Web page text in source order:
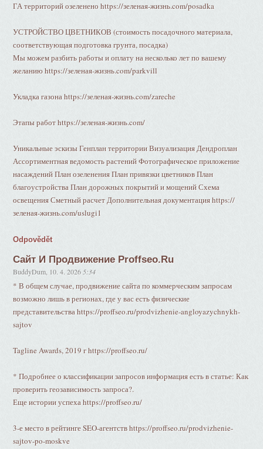
ГА территорий озеленено https://зеленая-жизнь.com/posadka
УСТРОЙСТВО ЦВЕТНИКОВ (стоимость посадочного материала,
соответствующая подготовка грунта, посадка)
Мы можем разбить работы и оплату на несколько лет по вашему
желанию https://зеленая-жизнь.com/parkvill
Укладка газона https://зеленая-жизнь.com/zareche
Этапы работ https://зеленая-жизнь.com/
Уникальные эскизы Генплан территории Визуализация Дендроплан
Ассортиментная ведомость растений Фотографическое приложение
насаждений План озеленения План привязки цветников План
благоустройства План дорожных покрытий и мощений Схема
освещения Сметный расчет Дополнительная документация https://
зеленая-жизнь.com/uslugi1
Odpovědět
Сайт И Продвижение Proffseo.Ru
BuddyDum 10. 4. 2026 5:34
* В общем случае, продвижение сайта по коммерческим запросам
возможно лишь в регионах, где у вас есть физические
представительства https://proffseo.ru/prodvizhenie-angloyazychnykh-
sajtov
Tagline Awards, 2019 г https://proffseo.ru/
* Подробнее о классификации запросов информация есть в статье: Как
проверить геозависимость запроса?.
Еще истории успеха https://proffseo.ru/
3-е место в рейтинге SEO-агентств https://proffseo.ru/prodvizhenie-
sajtov-po-moskve